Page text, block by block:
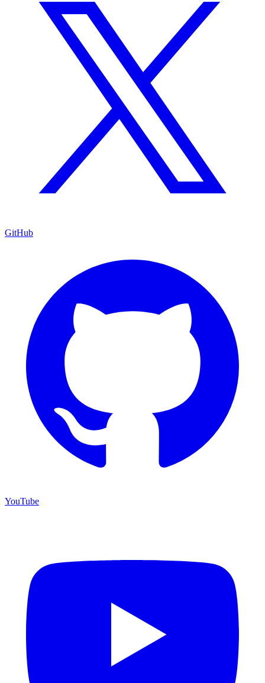
GitHub
YouTube